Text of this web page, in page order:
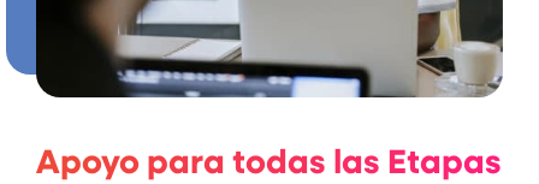
Apoyo para todas las Etapas